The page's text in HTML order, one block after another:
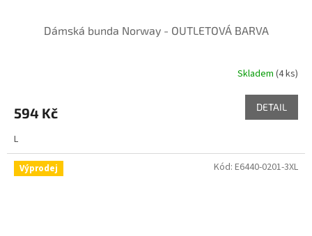
Dámská bunda Norway - OUTLETOVÁ BARVA
Skladem (4 ks)
594 Kč DETAIL
L
Výprodej Kód: E6440-0201-3XL